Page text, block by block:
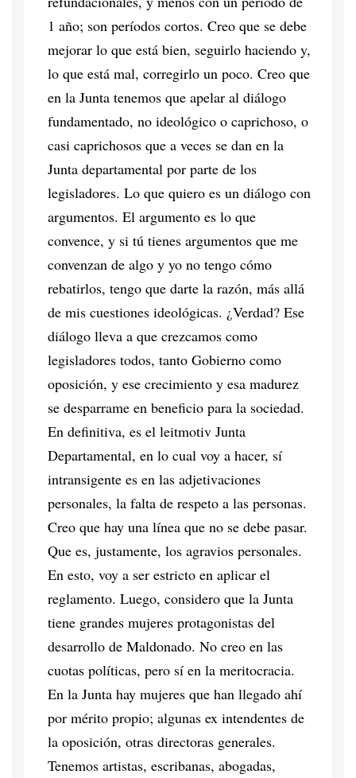
1 año; son períodos cortos. Creo que se debe
mejorar lo que está bien, seguirlo haciendo y,
lo que está mal, corregirlo un poco. Creo que
en la Junta tenemos que apelar al diálogo
fundamentado, no ideológico o caprichoso, o
casi caprichosos que a veces se dan en la
Junta departamental por parte de los
legisladores. Lo que quiero es un diálogo con
argumentos. El argumento es lo que
convence, y si tú tienes argumentos que me
convenzan de algo y yo no tengo cómo
rebatirlos, tengo que darte la razón, más allá
de mis cuestiones ideológicas. ¿Verdad? Ese
diálogo lleva a que crezcamos como
legisladores todos, tanto Gobierno como
oposición, y ese crecimiento y esa madurez
se desparrame en beneficio para la sociedad.
En definitiva, es el leitmotiv Junta
Departamental, en lo cual voy a hacer, sí
intransigente es en las adjetivaciones
personales, la falta de respeto a las personas.
Creo que hay una línea que no se debe pasar.
Que es, justamente, los agravios personales.
En esto, voy a ser estricto en aplicar el
reglamento. Luego, considero que la Junta
tiene grandes mujeres protagonistas del
desarrollo de Maldonado. No creo en las
cuotas políticas, pero sí en la meritocracia.
En la Junta hay mujeres que han llegado ahí
por mérito propio; algunas ex intendentes de
la oposición, otras directoras generales.
Tenemos artistas, escribanas, abogadas,